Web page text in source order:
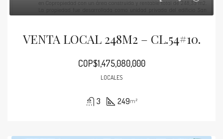
VENTA LOCAL 248M2 – CL.54#10.
COP$1,475,080,000
LOCALES
3 249m²